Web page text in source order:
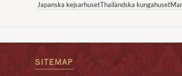
Japanska kejsarhusetThailändska kungahuset
SITEMAP